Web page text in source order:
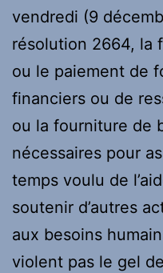
vendredi (9
résolution 2664, la
ou le paiement de
financiers ou de
ou la fourniture de
nécessaires pour
temps voulu de
soutenir d’autres
aux besoins
violent pas le gel